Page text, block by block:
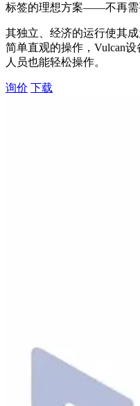
标签的理想方案——不再需
其独立、经济的运行使其
简单直观的操作，Vulcan
人员也能轻松操作。
询价 下载